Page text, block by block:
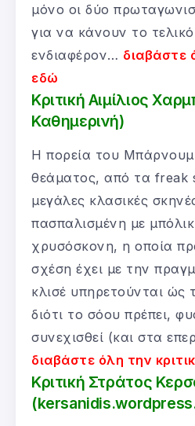
μόνο οι δύο
για να κάνουν το
ενδιαφέρον… διαβάστε
εδώ
Κριτική Αιμίλιος
Καθημερινή)
Η πορεία του
θεάματος, από τα freak
μεγάλες κλασικές
πασπαλισμένη με
χρυσόσκονη, η οποία
σχέση έχει με την
κλισέ υπηρετούνται ώς
διότι το σόου πρέπει,
συνεχισθεί (και στα
διαβάστε όλη την
Κριτική Στράτος